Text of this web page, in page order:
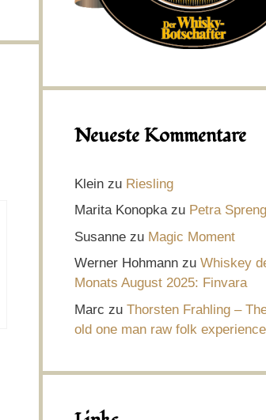
Neueste Kommentare
Klein zu Riesling
Marita Konopkazu Petra
Susanne zu Magic Moment
Werner Hohmann zu Whiskey
Monats August 2025: Finvara
Marc zu Thorsten Frahling –
old one man raw folk experience